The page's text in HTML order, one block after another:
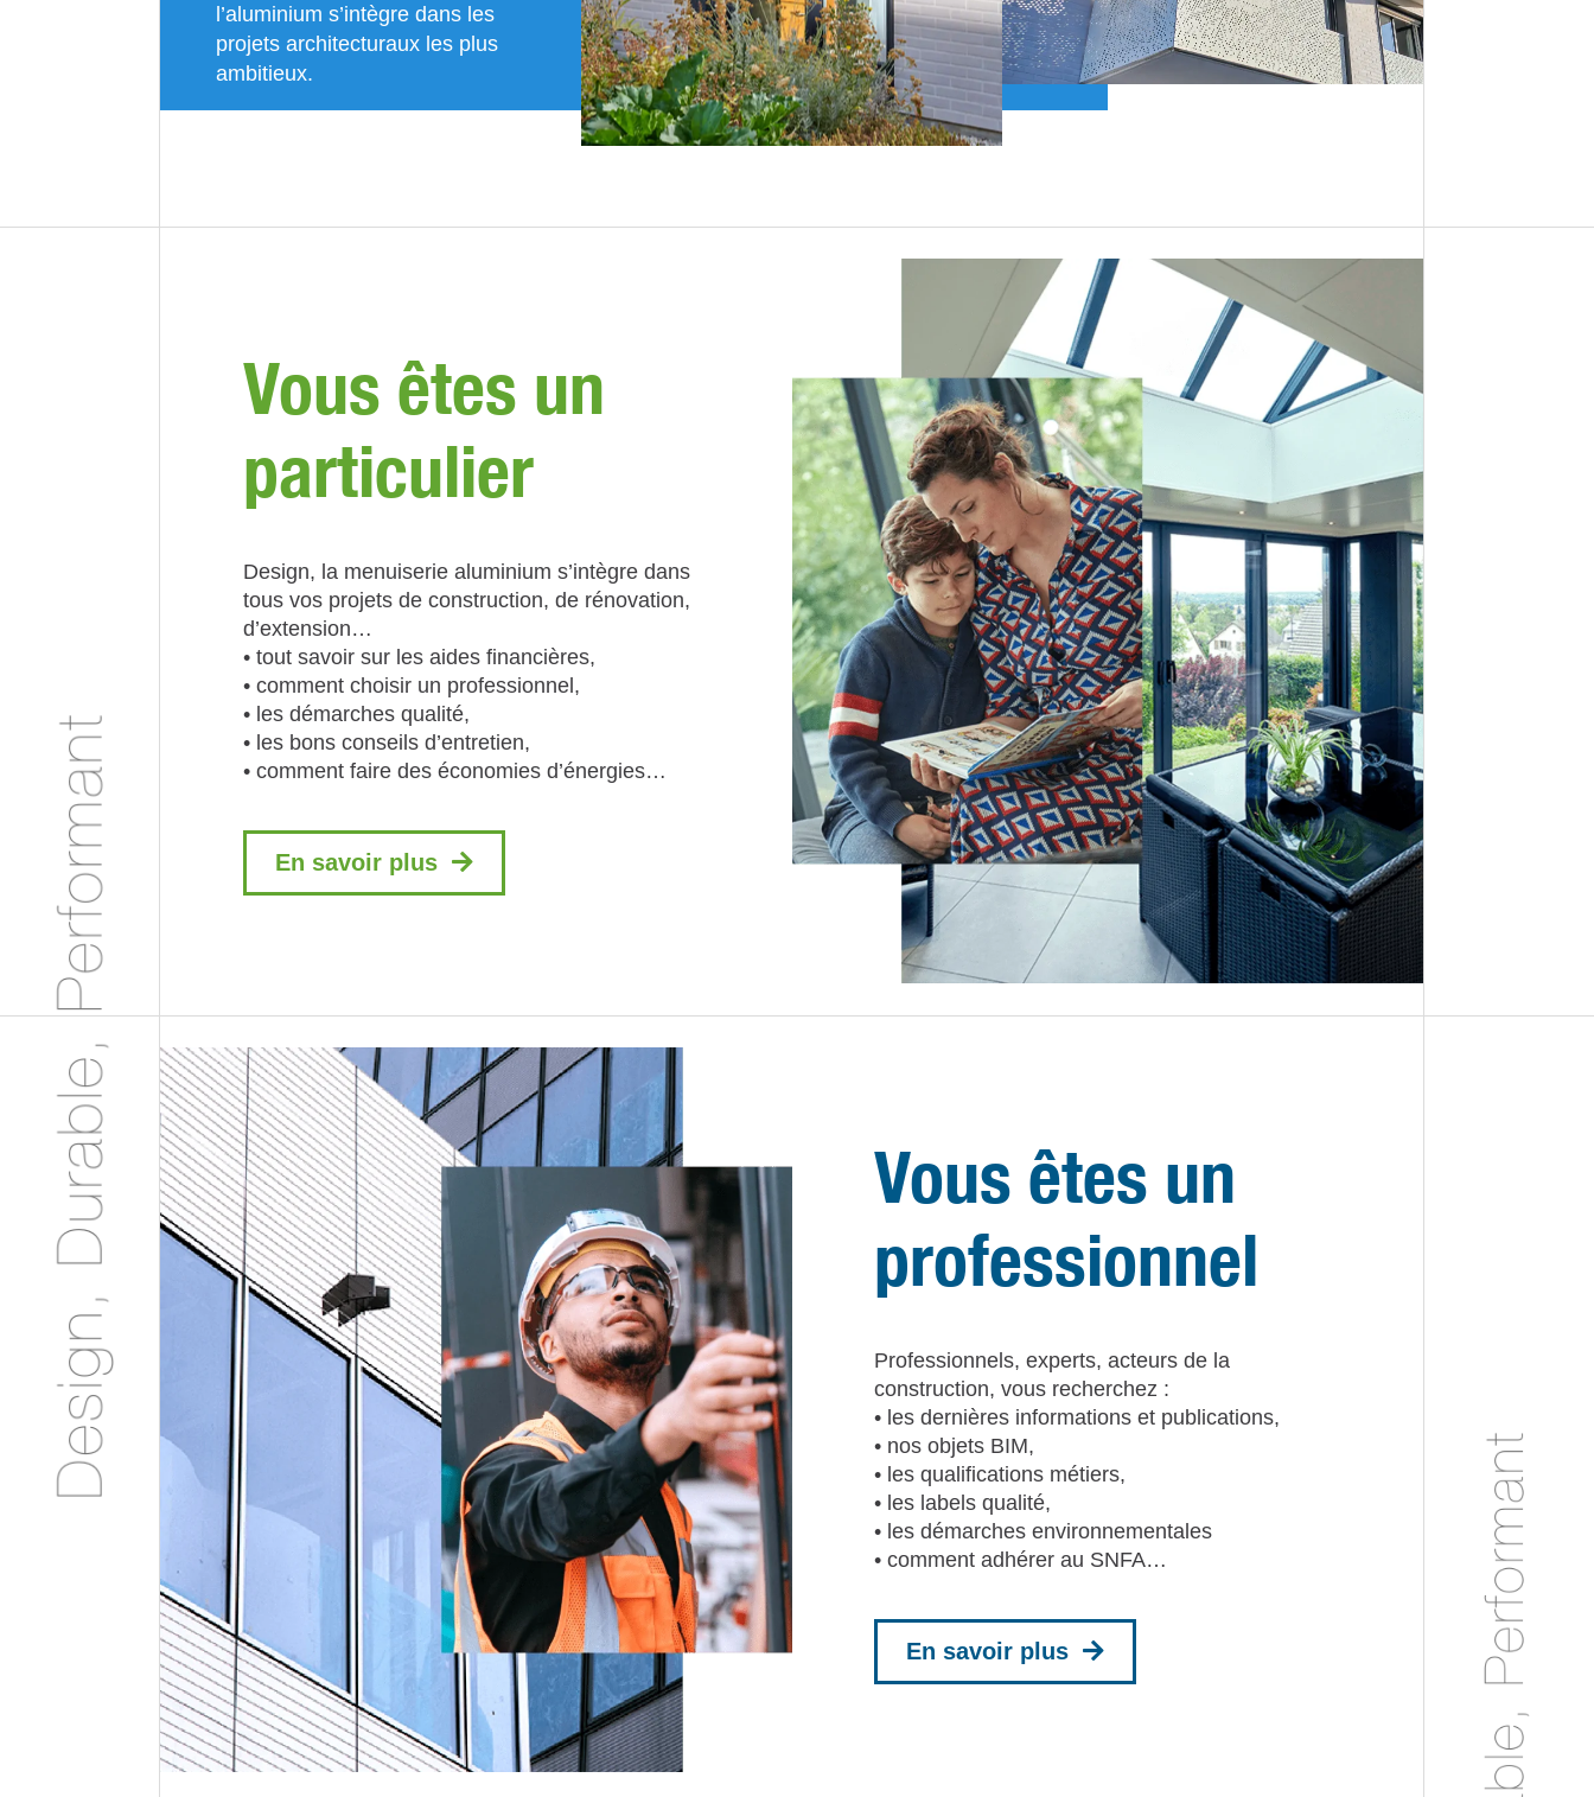
l’aluminium s’intègre dans les
projets architecturaux les plus
ambitieux.
Vous êtes un
particulier
Design, la menuiserie aluminium s’intègre dans
tous vos projets de construction, de rénovation,
d’extension…
• tout savoir sur les aides financières,
• comment choisir un professionnel,
• les démarches qualité,
• les bons conseils d’entretien,
• comment faire des économies d’énergies…
En savoir plus
Vous êtes un
professionnel
Professionnels, experts, acteurs de la
construction, vous recherchez :
• les dernières informations et publications,
• nos objets BIM,
• les qualifications métiers,
• les labels qualité,
• les démarches environnementales
• comment adhérer au SNFA…
En savoir plus